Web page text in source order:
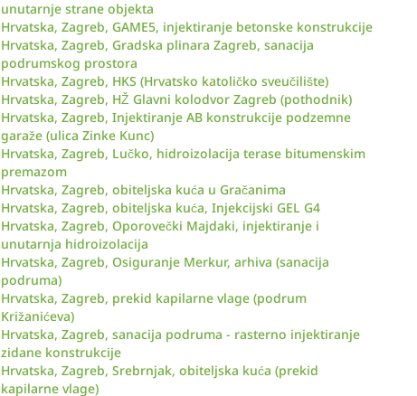
unutarnje strane objekta
Hrvatska, Zagreb, GAME5, injektiranje betonske konstrukcije
Hrvatska, Zagreb, Gradska plinara Zagreb, sanacija
podrumskog prostora
Hrvatska, Zagreb, HKS (Hrvatsko katoličko sveučilište)
Hrvatska, Zagreb, HŽ Glavni kolodvor Zagreb (pothodnik)
Hrvatska, Zagreb, Injektiranje AB konstrukcije podzemne
garaže (ulica Zinke Kunc)
Hrvatska, Zagreb, Lučko, hidroizolacija terase bitumenskim
premazom
Hrvatska, Zagreb, obiteljska kuća u Gračanima
Hrvatska, Zagreb, obiteljska kuća, Injekcijski GEL G4
Hrvatska, Zagreb, Oporovečki Majdaki, injektiranje i
unutarnja hidroizolacija
Hrvatska, Zagreb, Osiguranje Merkur, arhiva (sanacija
podruma)
Hrvatska, Zagreb, prekid kapilarne vlage (podrum
Križanićeva)
Hrvatska, Zagreb, sanacija podruma - rasterno injektiranje
zidane konstrukcije
Hrvatska, Zagreb, Srebrnjak, obiteljska kuća (prekid
kapilarne vlage)